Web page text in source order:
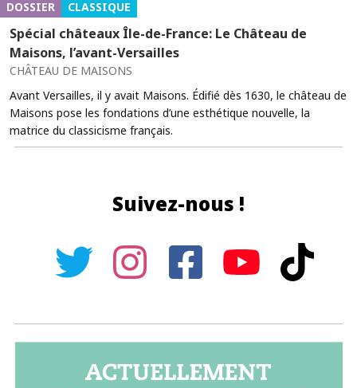
DOSSIER CLASSIQUE
Spécial châteaux Île-de-France: Le Château de
Maisons, l’avant-Versailles
CHÂTEAU DE MAISONS
Avant Versailles, il y avait Maisons. Édifié dès 1630, le château de
Maisons pose les fondations d’une esthétique nouvelle, la
matrice du classicisme français.
Suivez-nous !